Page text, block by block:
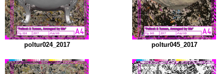
poltur024_2017 poltur045_2017